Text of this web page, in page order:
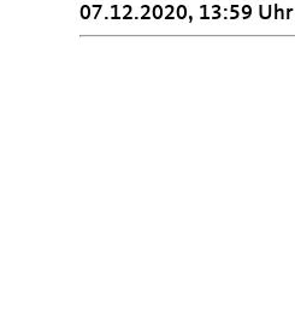
07.12.2020, 13:59 Uhr